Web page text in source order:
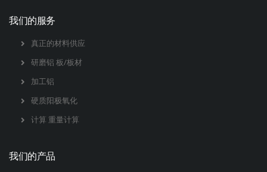
我们的服务
真正的材料供应
研磨铝 板/板材
加工铝
硬质阳极氧化
计算 重量计算
我们的产品